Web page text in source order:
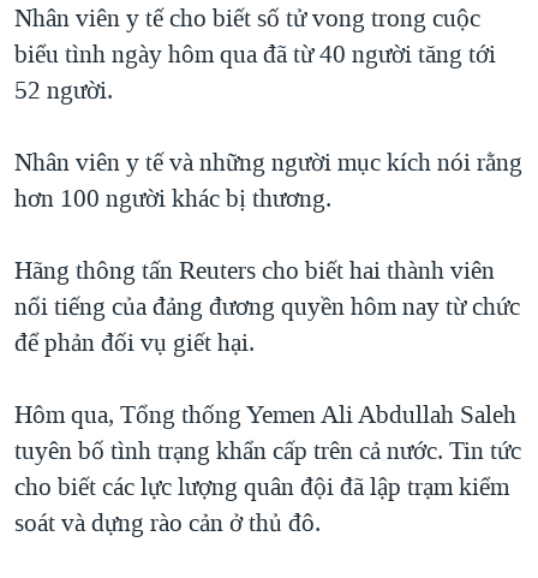
Nhân viên y tế cho biết số tử vong trong cuộc
biểu tình ngày hôm qua đã từ 40 người tăng tới
52 người.
Nhân viên y tế và những người mục kích nói rằng
hơn 100 người khác bị thương.
Hãng thông tấn Reuters cho biết hai thành viên
nổi tiếng của đảng đương quyền hôm nay từ chức
để phản đối vụ giết hại.
Hôm qua, Tổng thống Yemen Ali Abdullah Saleh
tuyên bố tình trạng khẩn cấp trên cả nước. Tin tức
cho biết các lực lượng quân đội đã lập trạm kiểm
soát và dựng rào cản ở thủ đô.